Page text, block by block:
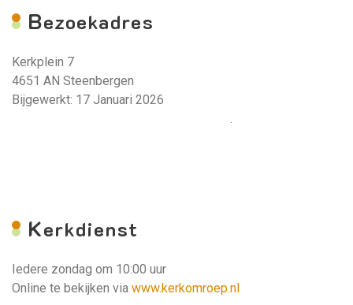
Bezoekadres
Kerkplein 7
4651 AN Steenbergen
Bijgewerkt: 17 Januari 2026
.
Kerkdienst
Iedere zondag om 10:00 uur
Online te bekijken via www.kerkomroep.nl